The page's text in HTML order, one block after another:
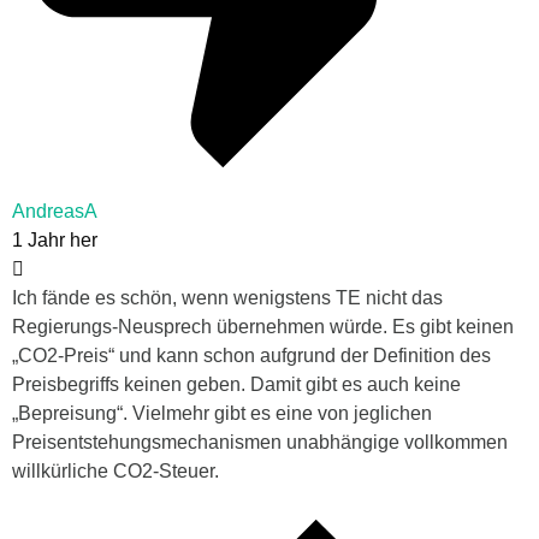
AndreasA
1 Jahr her
Ich fände es schön, wenn wenigstens TE nicht das
Regierungs-Neusprech übernehmen würde. Es gibt keinen
„CO2-Preis“ und kann schon aufgrund der Definition des
Preisbegriffs keinen geben. Damit gibt es auch keine
„Bepreisung“. Vielmehr gibt es eine von jeglichen
Preisentstehungsmechanismen unabhängige vollkommen
willkürliche CO2-Steuer.